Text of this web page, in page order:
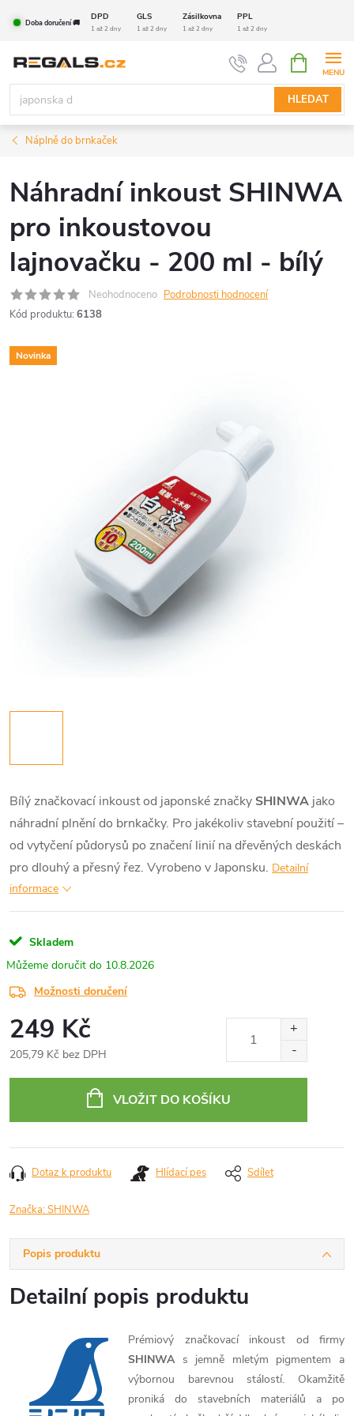
Doba doručení 🚚
DPD GLS Zásilkovna PPL
1 až 2 dny 1 až 2 dny 1 až 2 dny 1 až 2 dny
HLEDAT
NÁKUPNÍ
KOŠÍK
Náplně do brnkaček
Náhradní inkoust SHINWA
pro inkoustovou
lajnovačku - 200 ml - bílý
Neohodnoceno Podrobnosti hodnocení
Kód produktu: 6138
Novinka
Bílý značkovací inkoust od japonské značky SHINWA jako
náhradní plnění do brnkačky. Pro jakékoliv stavební použití –
od vytyčení půdorysů po značení linií na dřevěných deskách
pro dlouhý a přesný řez. Vyrobeno v Japonsku. Detailní
informace
Skladem
10.8.2026
Možnosti doručení
249 Kč
205,79 Kč bez DPH
VLOŽIT DO KOŠÍKU
Dotaz k produktu Hlídací pes Sdílet
Značka:SHINWA
Popis produktu
Detailní popis produktu
Prémiový značkovací inkoust od firmy
SHINWAs jemně mletým pigmentem a
výbornou barevnou stálostí. Okamžitě
proniká do stavebních materiálů a po